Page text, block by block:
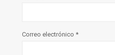
Correo electrónico *